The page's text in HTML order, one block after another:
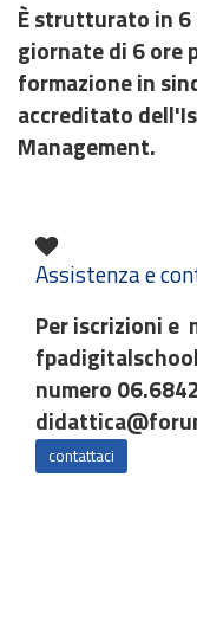
È strutturato in
giornate di 6 ore
formazione in
accreditato
Management.
Assistenza e
Per iscrizioni e
numero
contattaci